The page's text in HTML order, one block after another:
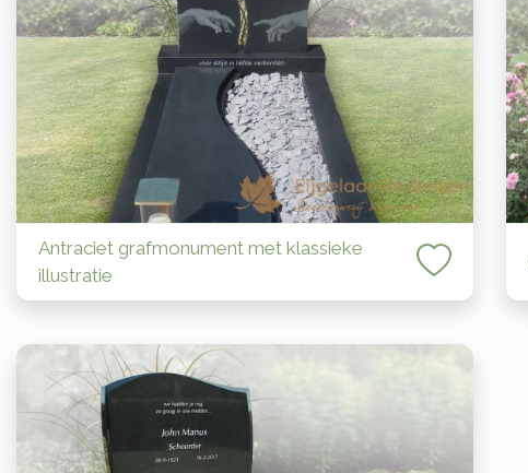
Antraciet grafmonument met klassieke
illustratie